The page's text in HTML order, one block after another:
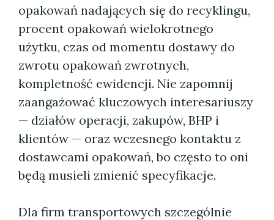
opakowań nadających się do recyklingu,
procent opakowań wielokrotnego
użytku, czas od momentu dostawy do
zwrotu opakowań zwrotnych,
kompletność ewidencji. Nie zapomnij
zaangażować kluczowych interesariuszy
— działów operacji, zakupów, BHP i
klientów — oraz wczesnego kontaktu z
dostawcami opakowań, bo często to oni
będą musieli zmienić specyfikacje.
Dla firm transportowych szczególnie